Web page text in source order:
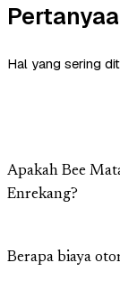
Hal yang sering
Apakah Bee
Enrekang?
Berapa biaya